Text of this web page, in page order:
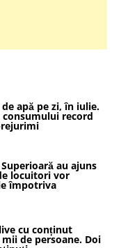
apă pe zi, în iulie.
record
au ajuns
locuitori vor
împotriva
cu conținut
de persoane. Doi